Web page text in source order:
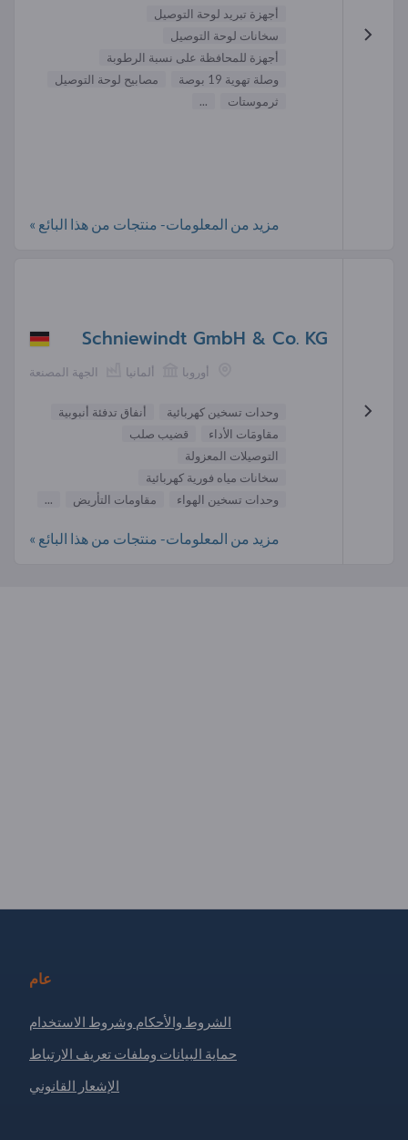
أجهزة تبريد لوحة التوصيل
سخانات لوحة التوصيل
أجهزة للمحافظة على نسبة الرطوبة
وصلة تهوية 19 بوصة
مصابيح لوحة التوصيل
ثرموستات
...
مزيد من المعلومات- منتجات من هذا البائع »
Schniewindt GmbH & Co. KG
الجهة المصنعة ألمانيا أوروبا
وحدات تسخين كهربائية
أنفاق تدفئة أنبوبية
مقاومَات الأداء
قضيب صلب
التوصيلات المعزولة
سخانات مياه فورية كهربائية
وحدات تسخين الهواء
مقاومات التأريض ...
مزيد من المعلومات- منتجات من هذا البائع »
عام
الشروط والأحكام وشروط الاستخدام
حماية البيانات وملفات تعريف الارتباط
الإشعار القانوني